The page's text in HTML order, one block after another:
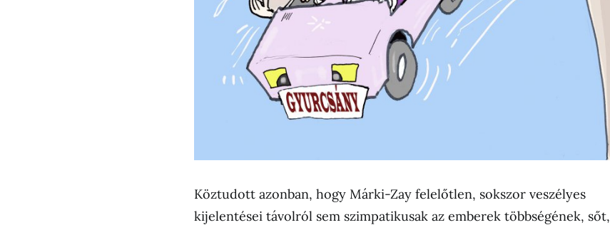
Köztudott azonban, hogy Márki-Zay felelőtlen, sokszor veszélyes
kijelentései távolról sem szimpatikusak az emberek többségének, sőt,